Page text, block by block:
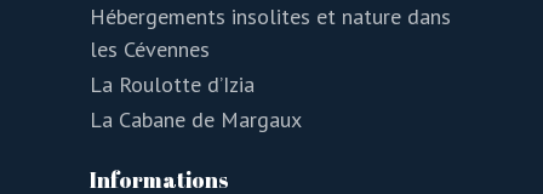
Hébergements insolites et nature dans
les Cévennes
La Roulotte d’Izia
La Cabane de Margaux
Informations